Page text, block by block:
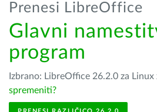
Prenesi LibreOffice
Glavni
program
Izbrano: LibreOffice 26.2.0 za Linux
spremeniti?